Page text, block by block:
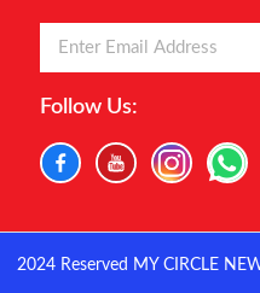
Follow Us:
2024 Reserved MY CIRCLE